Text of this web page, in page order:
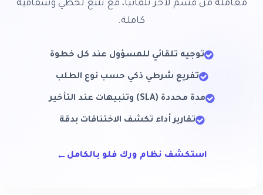
معاملة من قسم لآخر تلقائياً، مع تتبّع لحظي وشفافية
كاملة.
توجيه تلقائي للمسؤول عند كل خطوة
تفريع شرطي ذكي حسب نوع الطلب
مدة محددة (SLA) وتنبيهات عند التأخير
تقارير أداء تكشف الاختناقات بدقة
استكشف نظام ورك فلو بالكامل ←